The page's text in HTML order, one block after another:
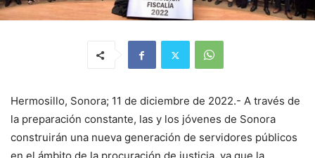
Hermosillo, Sonora; 11 de diciembre de 2022.- A través de
la preparación constante, las y los jóvenes de Sonora
construirán una nueva generación de servidores públicos